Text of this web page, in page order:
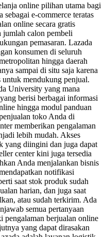
online pilihan utama bagi
e-commerce teratas
online secara gratis
jumlah calon pembeli
pemasaran. Lazada
konsumen di seluruh
hingga daerah
sampai di situ saja karena
untuk mendukung penjual.
University yang mana
berisi berbagai informasi
hingga modul panduan
toko Anda di
memberikan pengalaman
lebih mudah. Akses
yang diingini dan juga dapat
center kini juga tersedia
Anda menjalankan bisnis
notifikasi
saat stok produk sudah
harian, dan juga saat
atau sudah terkirim. Ada
semua pertanyaan
pengalaman berjualan online
yang dapat dirasakan